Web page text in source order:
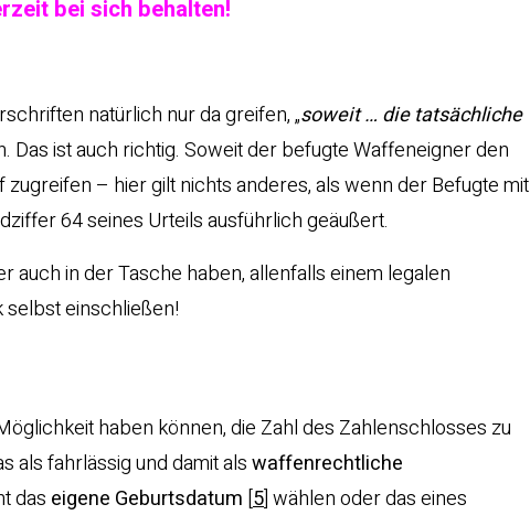
bei sich behalten!
natürlich nur da greifen, „soweit … die tatsächliche
Das ist auch richtig. Soweit der befugte Waffeneigner den
– hier gilt nichts anderes, als wenn der Befugte mit
64 seines Urteils ausführlich geäußert.
auch in der Tasche haben, allenfalls einem legalen
einschließen!
haben können, die Zahl des Zahlenschlosses zu
als fahrlässig und damit alswaffenrechtliche
das eigene Geburtsdatum [5] wählen oder das eines